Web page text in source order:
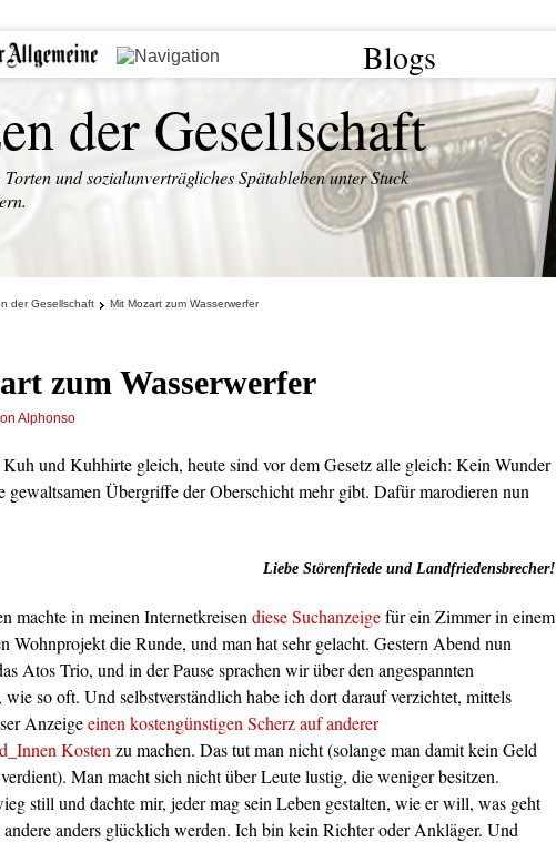
Blogs
der Gesellschaft
und sozialunverträgliches Spätableben unter Stuck
der Gesellschaft Mit Mozart zum Wasserwerfer
zum Wasserwerfer
Alphonso
und Kuhhirte gleich, heute sind vor dem Gesetz alle gleich: Kein Wunder
gewaltsamen Übergriffe der Oberschicht mehr gibt. Dafür marodieren nun
Liebe Störenfriede und Landfriedensbrecher!
machte in meinen Internetkreisen diese Suchanzeigefür ein Zimmer in einem
Wohnprojekt die Runde, und man hat sehr gelacht. Gestern Abend nun
Atos Trio, und in der Pause sprachen wir über den angespannten
so oft. Und selbstverständlich habe ich dort darauf verzichtet, mittels
Anzeigeeinen kostengünstigen Scherz auf anderer
Kosten zu machen. Das tut man nicht (solange man damit kein Geld
Man macht sich nicht über Leute lustig, die weniger besitzen.
still und dachte mir, jeder mag sein Leben gestalten, wie er will, was geht
anders glücklich werden. Ich bin kein Richter oder Ankläger. Und